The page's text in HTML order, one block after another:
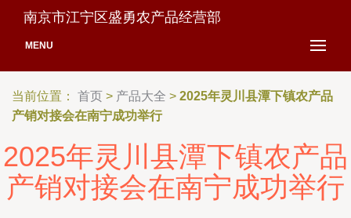
南京市江宁区盛勇农产品经营部
MENU
当前位置： 首页 > 产品大全 > 2025年灵川县潭下镇农产品
产销对接会在南宁成功举行
2025年灵川县潭下镇农产品
产销对接会在南宁成功举行